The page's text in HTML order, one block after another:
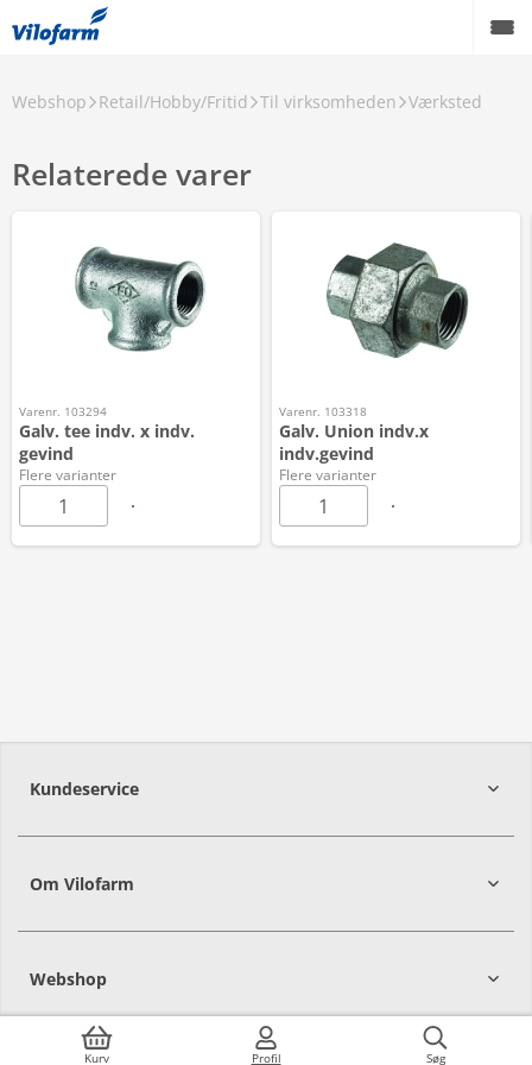
Kurv Profil Søg
Webshop Retail/Hobby/Fritid Til virksomheden Værksted
Relaterede varer
Varenr. 103294
Galv. tee indv. x indv.
gevind
Flere varianter
Varenr. 103318
Galv. Union indv.x
indv.gevind
Flere varianter
Kundeservice
Om Vilofarm
Webshop